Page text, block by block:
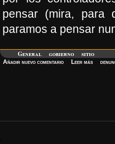
pensar (mira, para
paramos a pensar
General gobierno sitio
Añadir nuevo comentario Leer más